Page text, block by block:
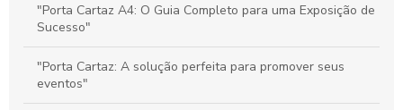
Materiais de Comunicação no PDV: Melhore a Experiência do
Cliente e Potencialize Vendas
"Porta Cartaz A4: O Guia Completo para uma Exposição de
Sucesso"
"Porta Cartaz: A solução perfeita para promover seus
eventos"